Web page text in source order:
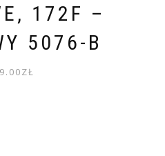
172F –
5076-B
ZŁ